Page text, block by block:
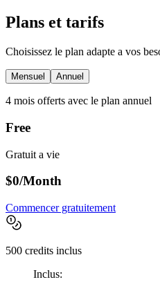
Plans et tarifs
Choisissez le plan adapte a vos
Mensuel Annuel
4 mois offerts avec le plan annuel
Free
Gratuit a vie
$0/Month
Commencer gratuitement
500 credits inclus
Inclus: